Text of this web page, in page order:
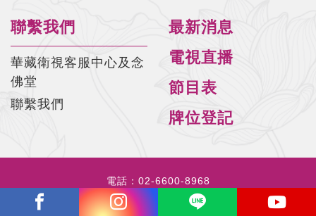
聯繫我們
華藏衛視客服中心及念
佛堂
聯繫我們
最新消息
電視直播
節目表
牌位登記
電話： 02-6600-8968
信箱：hwazantv@hwazan.org